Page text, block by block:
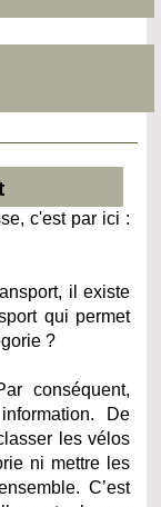
c'est par ici :
il existe
qui permet
?
conséquent,
De
les vélos
ni mettre les
C’est